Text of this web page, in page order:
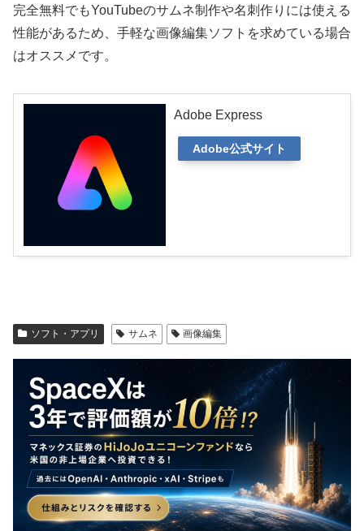
完全無料でもYouTubeのサムネ制作や名刺作りには使える
性能があるため、手軽な画像編集ソフトを求めている場合
はオススメです。
Adobe Express
Adobe公式サイト
ソフト・アプリ サムネ 画像編集